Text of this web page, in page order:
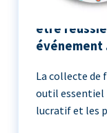
La collecte
être
événement
La collecte de
outil essentiel
lucratif et les